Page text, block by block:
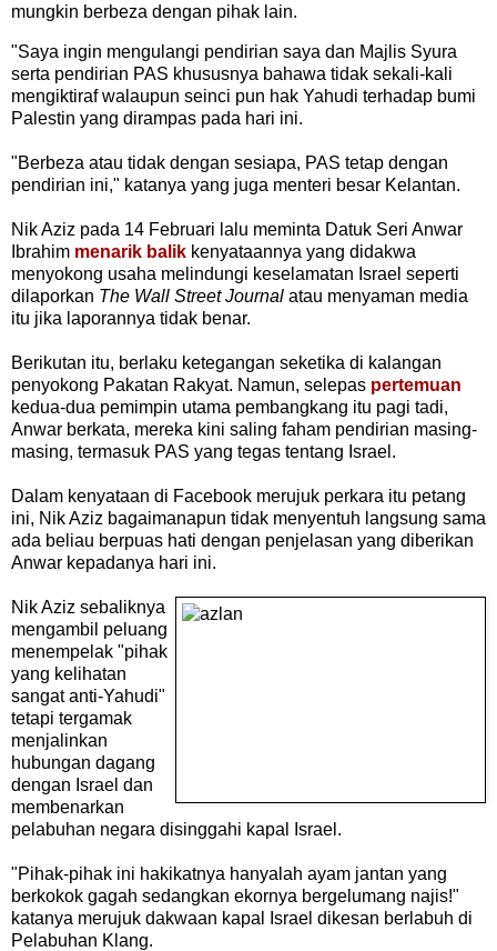
mungkin berbeza dengan pihak lain.
"Saya ingin mengulangi pendirian saya dan Majlis Syura
serta pendirian PAS khususnya bahawa tidak sekali-kali
mengiktiraf walaupun seinci pun hak Yahudi terhadap bumi
Palestin yang dirampas pada hari ini.
"Berbeza atau tidak dengan sesiapa, PAS tetap dengan
pendirian ini," katanya yang juga menteri besar Kelantan.
Nik Aziz pada 14 Februari lalu meminta Datuk Seri Anwar
Ibrahim menarik balik kenyataannya yang didakwa
menyokong usaha melindungi keselamatan Israel seperti
dilaporkan The Wall Street Journal atau menyaman media
itu jika laporannya tidak benar.
Berikutan itu, berlaku ketegangan seketika di kalangan
penyokong Pakatan Rakyat. Namun, selepas pertemuan
kedua-dua pemimpin utama pembangkang itu pagi tadi,
Anwar berkata, mereka kini saling faham pendirian masing-
masing, termasuk PAS yang tegas tentang Israel.
Dalam kenyataan di Facebook merujuk perkara itu petang
ini, Nik Aziz bagaimanapun tidak menyentuh langsung sama
ada beliau berpuas hati dengan penjelasan yang diberikan
Anwar kepadanya hari ini.
Nik Aziz sebaliknya
mengambil peluang
menempelak "pihak
yang kelihatan
sangat anti-Yahudi"
tetapi tergamak
menjalinkan
hubungan dagang
dengan Israel dan
membenarkan
pelabuhan negara disinggahi kapal Israel.
"Pihak-pihak ini hakikatnya hanyalah ayam jantan yang
berkokok gagah sedangkan ekornya bergelumang najis!"
katanya merujuk dakwaan kapal Israel dikesan berlabuh di
Pelabuhan Klang.